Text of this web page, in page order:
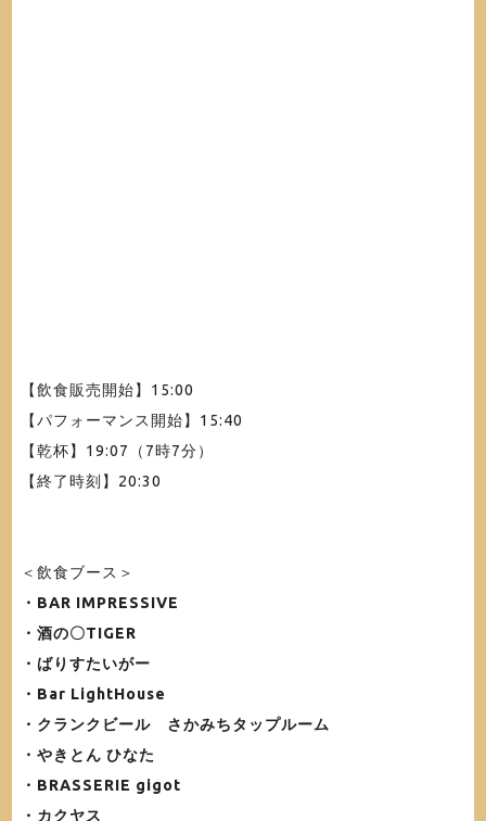
【飲食販売開始】15:00
【パフォーマンス開始】15:40
【乾杯】19:07（7時7分）
【終了時刻】20:30
＜飲食ブース＞
・BAR IMPRESSIVE
・酒の〇TIGER
・ばりすたいがー
・Bar LightHouse
・クランクビール さかみちタップルーム
・やきとん ひなた
・BRASSERIE gigot
・カクヤス